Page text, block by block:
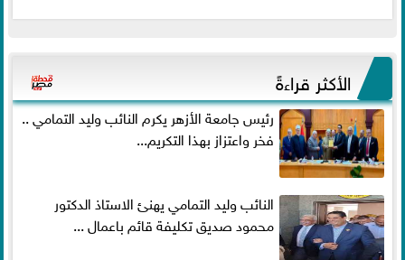
الأكثر قراءةً
رئيس جامعة الأزهر يكرم النائب وليد التمامي ..
فخر واعتزاز بهذا التكريم...
النائب وليد التمامي يهنئ الاستاذ الدكتور
محمود صديق تكليفة قائم باعمال ...